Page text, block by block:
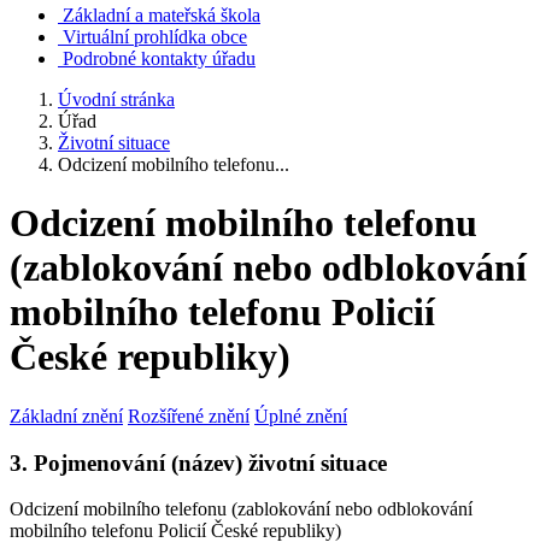
Základní a mateřská škola
Virtuální prohlídka obce
Podrobné kontakty úřadu
Úvodní stránka
Úřad
Životní situace
Odcizení mobilního telefonu...
Odcizení mobilního telefonu
(zablokování nebo odblokování
mobilního telefonu Policií
České republiky)
Základní znění Rozšířené znění Úplné znění
3. Pojmenování (název) životní situace
Odcizení mobilního telefonu (zablokování nebo odblokování
mobilního telefonu Policií České republiky)